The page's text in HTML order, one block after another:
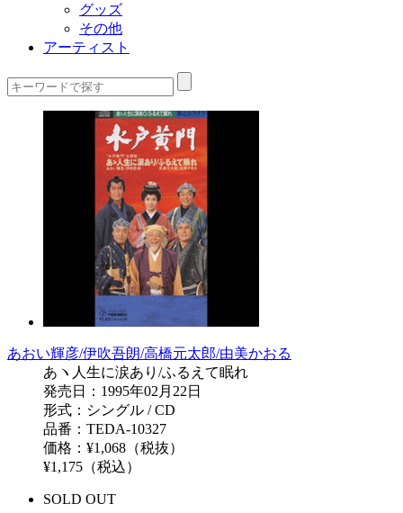
グッズ
その他
アーティスト
あおい輝彦/伊吹吾朗/高橋元太郎/由美かおる
あヽ人生に涙あり/ふるえて眠れ
発売日：1995年02月22日
形式：シングル / CD
品番：TEDA-10327
価格：¥1,068（税抜）
¥1,175（税込）
SOLD OUT